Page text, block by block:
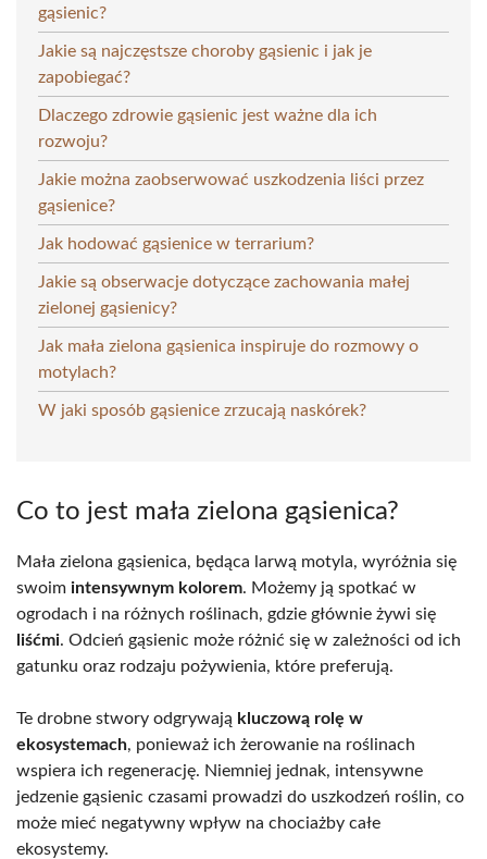
gąsienic?
Jakie są najczęstsze choroby gąsienic i jak je
zapobiegać?
Dlaczego zdrowie gąsienic jest ważne dla ich
rozwoju?
Jakie można zaobserwować uszkodzenia liści przez
gąsienice?
Jak hodować gąsienice w terrarium?
Jakie są obserwacje dotyczące zachowania małej
zielonej gąsienicy?
Jak mała zielona gąsienica inspiruje do rozmowy o
motylach?
W jaki sposób gąsienice zrzucają naskórek?
Co to jest mała zielona gąsienica?
Mała zielona gąsienica, będąca larwą motyla, wyróżnia się
swoim intensywnym kolorem. Możemy ją spotkać w
ogrodach i na różnych roślinach, gdzie głównie żywi się
liśćmi. Odcień gąsienic może różnić się w zależności od ich
gatunku oraz rodzaju pożywienia, które preferują.
Te drobne stwory odgrywają kluczową rolę w
ekosystemach, ponieważ ich żerowanie na roślinach
wspiera ich regenerację. Niemniej jednak, intensywne
jedzenie gąsienic czasami prowadzi do uszkodzeń roślin, co
może mieć negatywny wpływ na chociażby całe
ekosystemy.